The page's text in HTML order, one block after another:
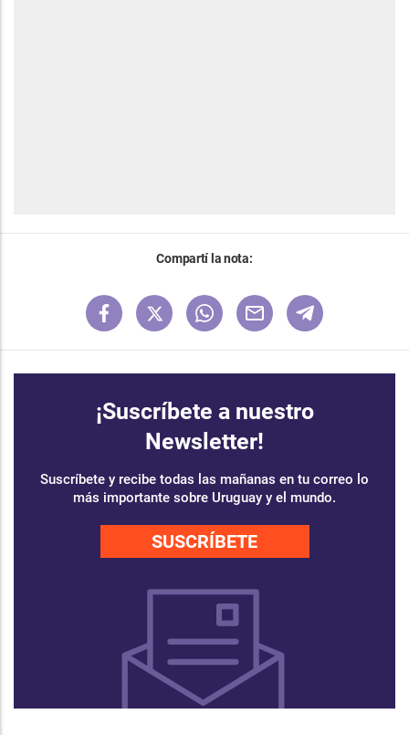
Compartí la nota:
¡Suscríbete a nuestro
Newsletter!
Suscríbete y recibe todas las mañanas en tu correo lo
más importante sobre Uruguay y el mundo.
SUSCRÍBETE